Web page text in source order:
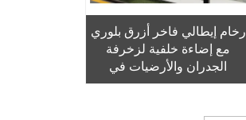
رخام إيطالي فاخر أزرق بلوري
مع إضاءة خلفية لزخرفة
الجدران والأرضيات في
الفيلات والفنادق الداخلية